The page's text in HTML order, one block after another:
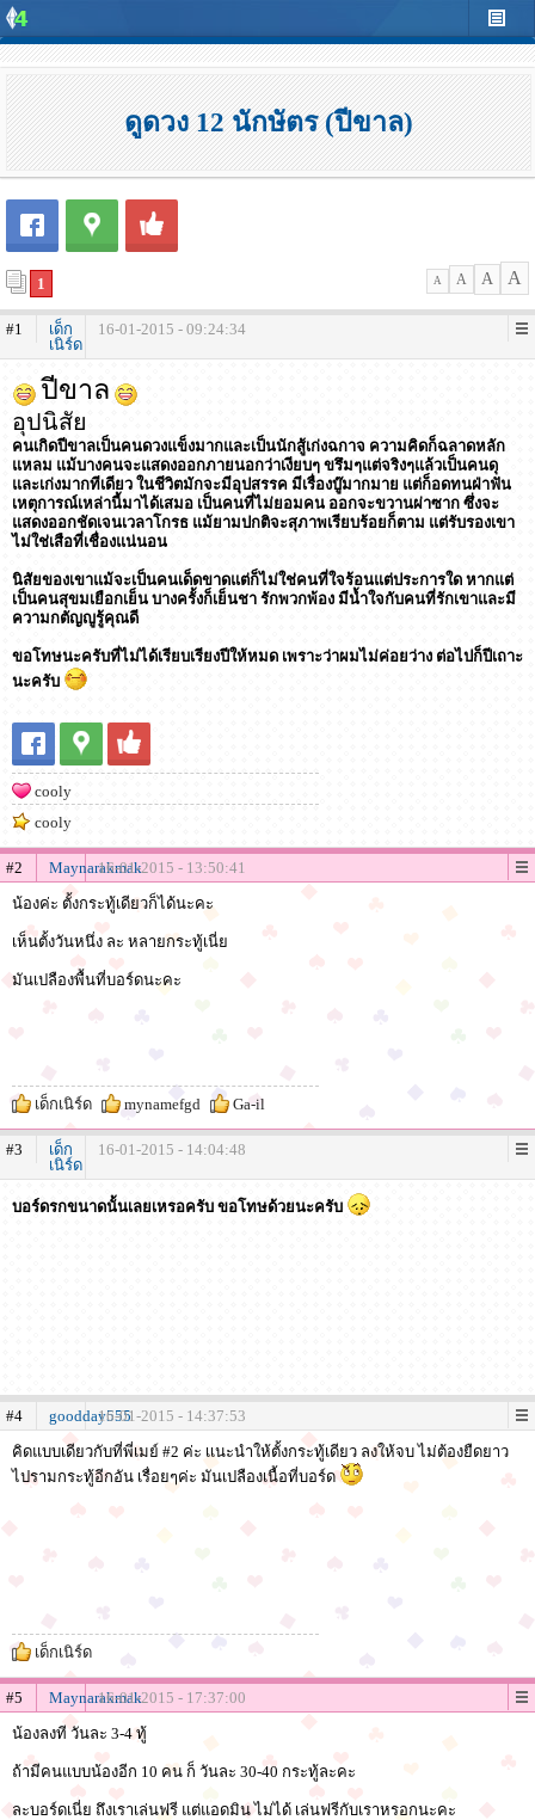
ดูดวง 12 นักษัตร (ปีขาล)
1 A A A A
#1
เด็ก
เนิร์ด
16-01-2015 - 09:24:34
ปีขาล
อุปนิสัย
คนเกิดปีขาลเป็นคนดวงแข็งมากและเป็นนักสู้เก่งฉกาจ ความคิดก็ฉลาดหลัก
แหลม แม้บางคนจะแสดงออกภายนอกว่าเงียบๆ ขรึมๆแต่จริงๆแล้วเป็นคนดุ
และเก่งมากทีเดียว ในชีวิตมักจะมีอุปสรรค มีเรื่องบู๊มากมาย แต่ก็อดทนฝ่าฟัน
เหตุการณ์เหล่านี้มาได้เสมอ เป็นคนที่ไม่ยอมคน ออกจะขวานผ่าซาก ซึ่งจะ
แสดงออกชัดเจนเวลาโกรธ แม้ยามปกติจะสุภาพเรียบร้อยก็ตาม แต่รับรองเขา
ไม่ใช่เสือที่เชื่องแน่นอน
นิสัยของเขาแม้จะเป็นคนเด็ดขาดแต่ก็ไม่ใช่คนที่ใจร้อนแต่ประการใด หากแต่
เป็นคนสุขมเยือกเย็น บางครั้งก็เย็นชา รักพวกพ้อง มีนํ้าใจกับคนที่รักเขาและมี
ความกตัญญูรู้คุณดี
ขอโทษนะครับที่ไม่ได้เรียบเรียงปีให้หมด เพราะว่าผมไม่ค่อยว่าง ต่อไปก็ปีเถาะ
นะครับ
cooly
cooly
#2 Maynarakmak16-01-2015 - 13:50:41
น้องค่ะ ตั้งกระทู้เดียวก็ได้นะคะ
เห็นตั้งวันหนึ่ง ละ หลายกระทู้เนี่ย
มันเปลืองพื้นที่บอร์ดนะคะ
เด็กเนิร์ด mynamefgd Ga-il
#3
เด็ก
เนิร์ด
16-01-2015 - 14:04:48
บอร์ดรกขนาดนั้นเลยเหรอครับ ขอโทษด้วยนะครับ
#4 goodday55516-01-2015 - 14:37:53
คิดแบบเดียวกับที่พี่เมย์ #2 ค่ะ เเนะนำให้ตั้งกระทู้เดียว ลงให้จบ ไม่ต้องยืดยาว
ไปรามกระทู้อีกอัน เรื่อยๆค่ะ มันเปลืองเนื้อที่บอร์ด
เด็กเนิร์ด
#5 Maynarakmak16-01-2015 - 17:37:00
น้องลงที วันละ 3-4 ทู้
ถ้ามีคนแบบน้องอีก 10 คน ก็ วันละ 30-40 กระทู้ละคะ
ละบอร์ดเนี่ย ถึงเราเล่นฟรี แต่แอดมิน ไม่ได้ เล่นฟรีกับเราหรอกนะคะ